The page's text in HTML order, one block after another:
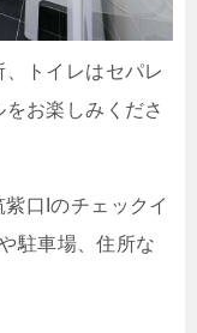
トイレはセパレ
お楽しみくださ
口Iのチェックイ
駐車場、住所な